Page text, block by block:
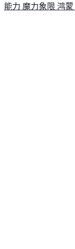
能力 魔力象限 鸿蒙